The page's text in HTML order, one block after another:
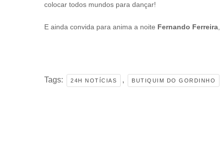
colocar todos mundos para dançar!
E ainda convida para anima a noite Fernando Ferreira,
Tags: 24H NOTÍCIAS , BUTIQUIM DO GORDINHO